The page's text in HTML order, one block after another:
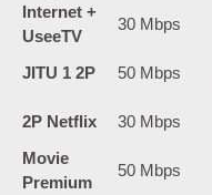
Internet +
UseeTV
30 Mbps
JITU 1 2P
50 Mbps
2P Netflix
30 Mbps
Movie
Premium
50 Mbps